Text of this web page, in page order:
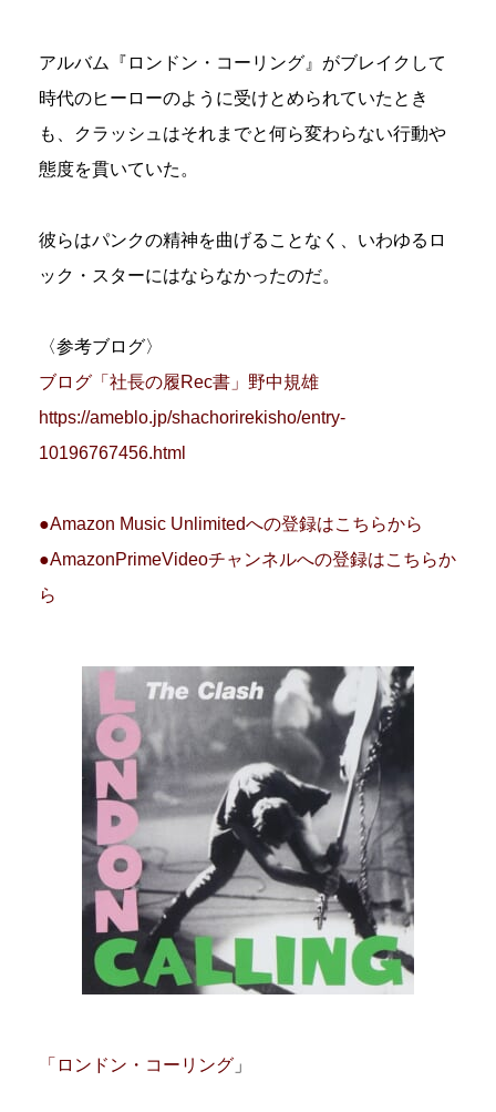
アルバム『ロンドン・コーリング』がブレイクして
時代のヒーローのように受けとめられていたとき
も、クラッシュはそれまでと何ら変わらない行動や
態度を貫いていた。
彼らはパンクの精神を曲げることなく、いわゆるロ
ック・スターにはならなかったのだ。
〈参考ブログ〉
ブログ「社長の履Rec書」野中規雄
https://ameblo.jp/shachorirekisho/entry-
10196767456.html
●Amazon Music Unlimitedへの登録はこちらから
●AmazonPrimeVideoチャンネルへの登録はこちらか
ら
「ロンドン・コーリング 」